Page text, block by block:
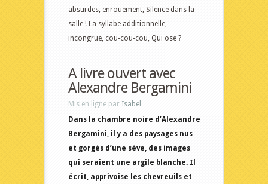
absurdes, enrouement, Silence dans la
salle ! La syllabe additionnelle,
incongrue, cou-cou-cou, Qui ose ?
A livre ouvert avec
Alexandre Bergamini
Mis en ligne par Isabel
Dans la chambre noire d’Alexandre
Bergamini, il y a des paysages nus
et gorgés d’une sève, des images
qui seraient une argile blanche. Il
écrit, apprivoise les chevreuils et